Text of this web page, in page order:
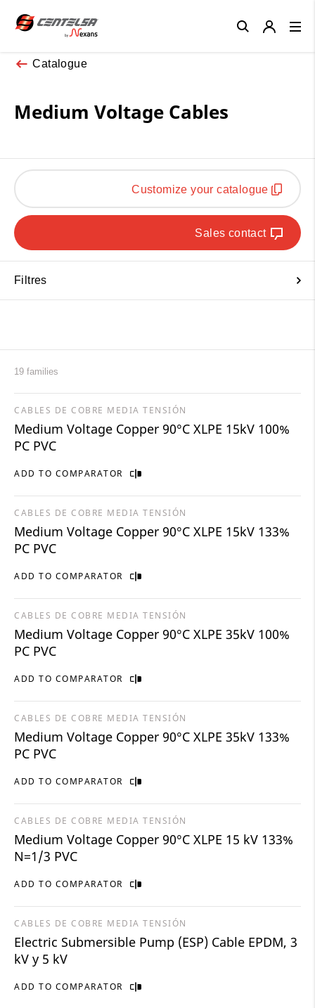
Catalogue
Medium Voltage Cables
Customize your catalogue
Sales contact
Filtres
19 families
ADD TO COMPARATOR
CABLES DE COBRE MEDIA TENSIÓN
Medium Voltage Copper 90°C XLPE 15kV 100%
PC PVC
ADD TO COMPARATOR
CABLES DE COBRE MEDIA TENSIÓN
Medium Voltage Copper 90°C XLPE 15kV 133%
PC PVC
ADD TO COMPARATOR
CABLES DE COBRE MEDIA TENSIÓN
Medium Voltage Copper 90°C XLPE 35kV 100%
PC PVC
ADD TO COMPARATOR
CABLES DE COBRE MEDIA TENSIÓN
Medium Voltage Copper 90°C XLPE 35kV 133%
PC PVC
ADD TO COMPARATOR
CABLES DE COBRE MEDIA TENSIÓN
Medium Voltage Copper 90°C XLPE 15 kV 133%
N=1/3 PVC
ADD TO COMPARATOR
CABLES DE COBRE MEDIA TENSIÓN
Electric Submersible Pump (ESP) Cable EPDM, 3
kV y 5 kV
Close